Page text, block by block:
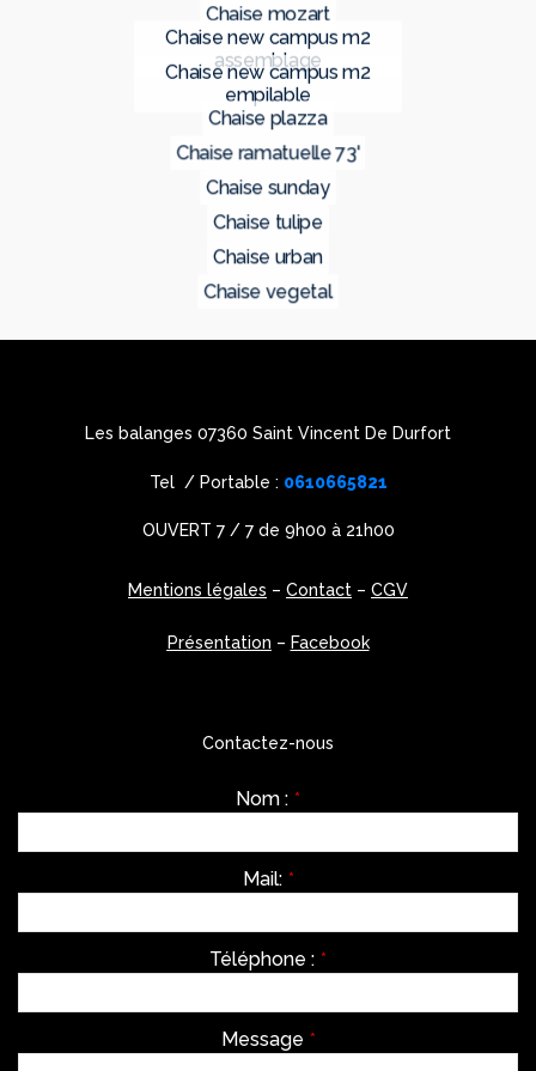
chaise mozart
chaise new campus m2
assemblage
chaise new campus m2
empilable
chaise plazza
chaise ramatuelle 73'
chaise sunday
chaise tulipe
chaise urban
chaise vegetal
Les balanges 07360 Saint Vincent De Durfort
Tel / Portable : 0610665821
OUVERT 7 / 7 de 9h00 à 21h00
Mentions légales – Contact – CGV
Présentation – Facebook
Contactez-nous
Nom : *
Mail: *
Téléphone : *
Message *